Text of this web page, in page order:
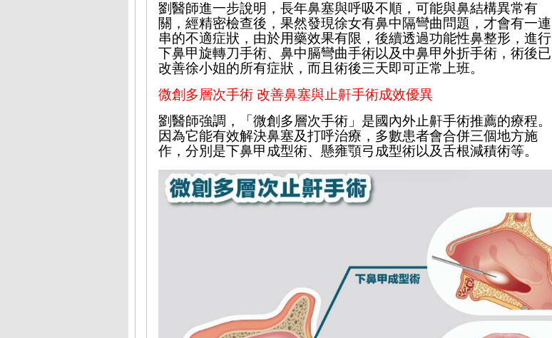
劉醫師進一步說明 ，長年鼻塞與呼吸不順，可能與鼻結構異常有
關，經精密檢查後，果然發現徐女有鼻中隔彎曲問題，才會有一連
串的不適症狀，由於用藥效果有限，後續透過功能性鼻整形， 進行
下鼻甲旋轉刀手術、 鼻中膈彎曲手術以及中鼻甲外折手術，術後已
改善徐小姐的所有症狀，而且術後三天即可正常上班。
微創多層次手術 改善鼻塞與止鼾手術成效優異
劉醫師強調，
「微創多層次手術」是國內外止鼾手術推薦的療程。
因為它能有效解決鼻塞及打呼治療， 多數患者會合併三個地方施
作，分別是下鼻甲成型術、懸雍顎弓成型術以及舌根減積術等。